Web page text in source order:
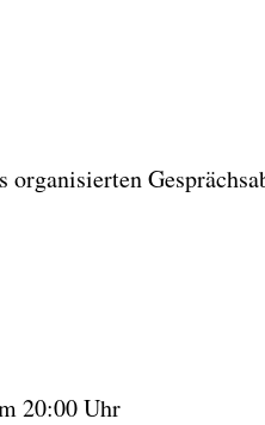
20:00 Uhr